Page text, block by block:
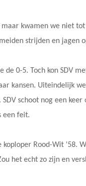
kwamen we niet tot
strijden en jagen
de 0-5. Toch kon SDV
kansen. Uiteindelijk
schoot nog een
een feit.
Rood-Wit ’58.
het echt zo zijn en